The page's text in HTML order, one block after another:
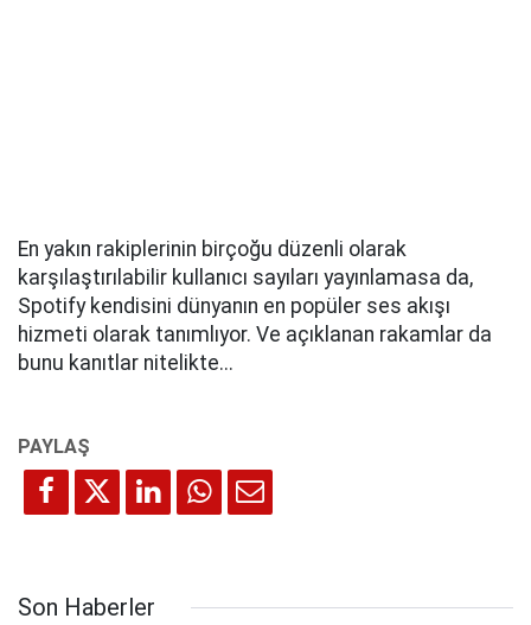
En yakın rakiplerinin birçoğu düzenli olarak
karşılaştırılabilir kullanıcı sayıları yayınlamasa da,
Spotify kendisini dünyanın en popüler ses akışı
hizmeti olarak tanımlıyor. Ve açıklanan rakamlar da
bunu kanıtlar nitelikte...
Son Haberler